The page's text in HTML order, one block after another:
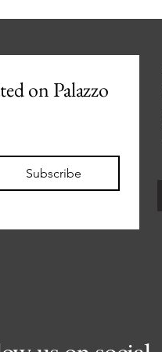
on Palazzo
Subscribe